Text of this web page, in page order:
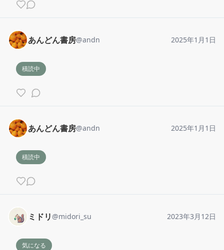
あんどん書房@andn 2025年1月1日
積読中
あんどん書房@andn 2025年1月1日
積読中
ミドリ @midori_su 2023年3月12日
気になる